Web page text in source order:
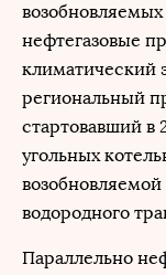
нефтегазовые
климатический
региональный
стартовавший в
угольных
водородного
Параллельно